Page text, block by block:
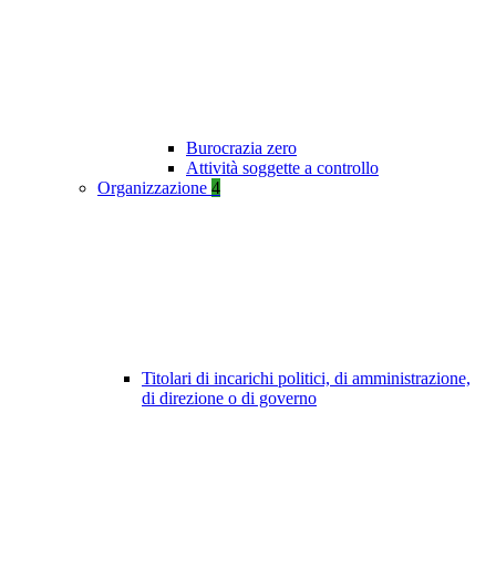
Burocrazia zero
Attività soggette a controllo
Organizzazione 4
Titolari di incarichi politici, di amministrazione,
di direzione o di governo